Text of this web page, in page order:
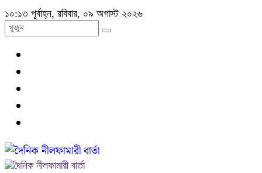
১০:১৩ পূর্বাহ্ন, রবিবার, ০৯ অগাস্ট ২০২৬